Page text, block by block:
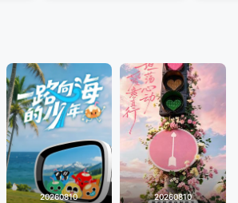
20260810 20260810